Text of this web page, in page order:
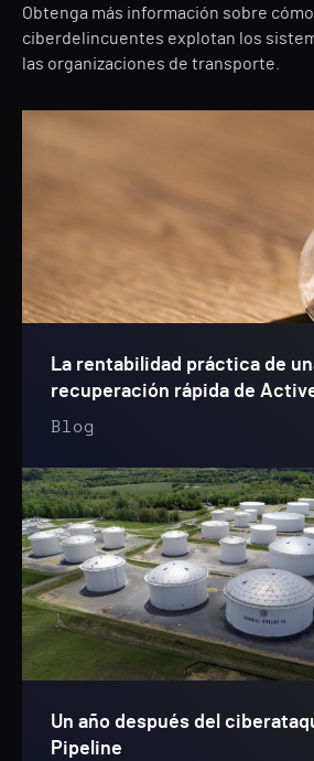
Obtenga más información sobre
ciberdelincuentes explotan los
las organizaciones de transporte.
La rentabilidad práctica de
recuperación rápida de
Blog
Un año después del
Pipeline